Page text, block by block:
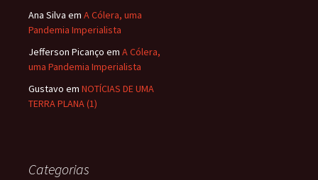
Ana Silva em A Cólera, uma
Pandemia Imperialista
Jefferson Picanço em A Cólera,
uma Pandemia Imperialista
Gustavo em NOTÍCIAS DE UMA
TERRA PLANA (1)
Categorias